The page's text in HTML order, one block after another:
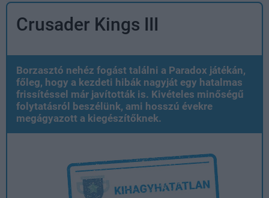
Crusader Kings III
Borzasztó nehéz fogást találni a Paradox játékán,
főleg, hogy a kezdeti hibák nagyját egy hatalmas
frissítéssel már javították is. Kivételes minőségű
folytatásról beszélünk, ami hosszú évekre
megágyazott a kiegészítőknek.